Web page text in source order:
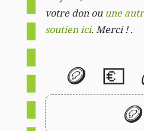
votre don ou une
soutien ici. Merci ! .
🪙 💶
🪙